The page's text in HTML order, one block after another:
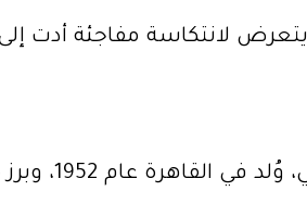
لانتكاسة مفاجئة أدت إلى
ويُعد هاني